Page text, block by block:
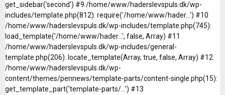
get_sidebar('second') #9 /home/www/haderslevspuls.dk/wp-
includes/template.php(812): require('/home/www/hader...') #10
/home/www/haderslevspuls.dk/wp-includes/template.php(745):
load_template('/home/www/hader...', false, Array) #11
/home/www/haderslevspuls.dk/wp-includes/general-
template.php(206): locate_template(Array, true, false, Array) #12
/home/www/haderslevspuls.dk/wp-
content/themes/pennews/template-parts/content-single.php(15):
get_template_part('template-parts/...') #13